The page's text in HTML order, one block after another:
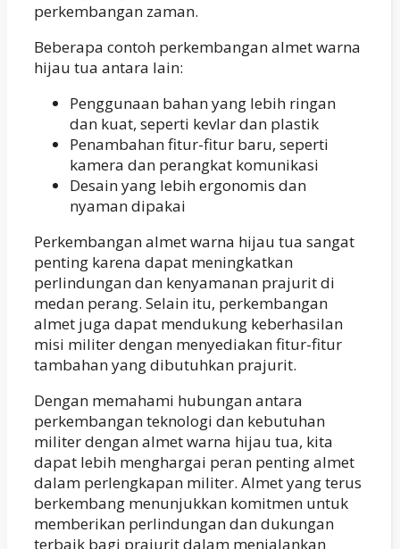
perkembangan zaman.
Beberapa contoh perkembangan almet warna
hijau tua antara lain:
Penggunaan bahan yang lebih ringan
dan kuat, seperti kevlar dan plastik
Penambahan fitur-fitur baru, seperti
kamera dan perangkat komunikasi
Desain yang lebih ergonomis dan
nyaman dipakai
Perkembangan almet warna hijau tua sangat
penting karena dapat meningkatkan
perlindungan dan kenyamanan prajurit di
medan perang. Selain itu, perkembangan
almet juga dapat mendukung keberhasilan
misi militer dengan menyediakan fitur-fitur
tambahan yang dibutuhkan prajurit.
Dengan memahami hubungan antara
perkembangan teknologi dan kebutuhan
militer dengan almet warna hijau tua, kita
dapat lebih menghargai peran penting almet
dalam perlengkapan militer. Almet yang terus
berkembang menunjukkan komitmen untuk
memberikan perlindungan dan dukungan
terbaik bagi prajurit dalam menjalankan